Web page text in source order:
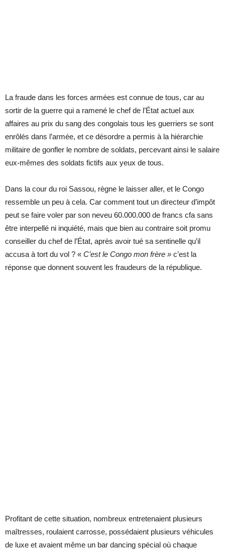
La fraude dans les forces armées est connue de tous, car au
sortir de la guerre qui a ramené le chef de l’État actuel aux
affaires au prix du sang des congolais tous les guerriers se sont
enrôlés dans l’armée, et ce désordre a permis à la hiérarchie
militaire de gonfler le nombre de soldats, percevant ainsi le salaire
eux-mêmes des soldats fictifs aux yeux de tous.
Dans la cour du roi Sassou, règne le laisser aller, et le Congo
ressemble un peu à cela. Car comment tout un directeur d’impôt
peut se faire voler par son neveu 60.000.000 de francs cfa sans
être interpellé ni inquiété, mais que bien au contraire soit promu
conseiller du chef de l’État, après avoir tué sa sentinelle qu’il
accusa à tort du vol ? « C’est le Congo mon frère » c’est la
réponse que donnent souvent les fraudeurs de la république.
Profitant de cette situation, nombreux entretenaient plusieurs
maîtresses, roulaient carrosse, possédaient plusieurs véhicules
de luxe et avaient même un bar dancing spécial où chaque